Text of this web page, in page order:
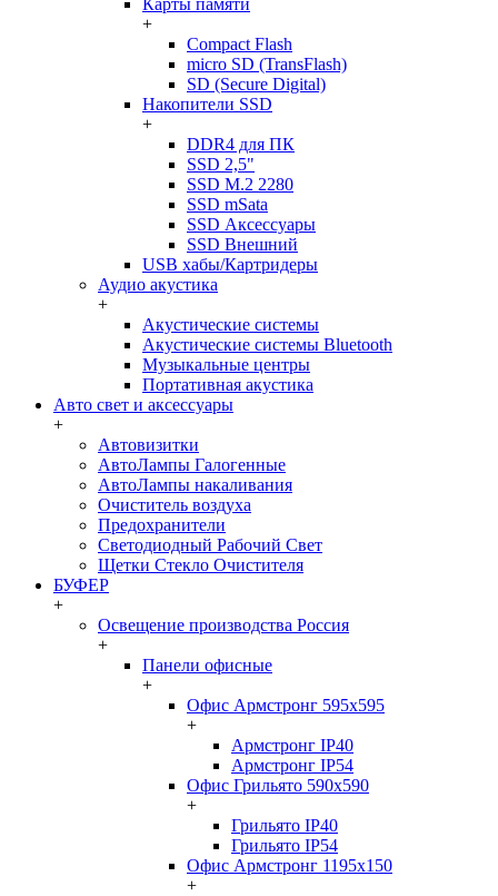
Карты памяти
+
Compact Flash
micro SD (TransFlash)
SD (Secure Digital)
Накопители SSD
+
DDR4 для ПК
SSD 2,5"
SSD M.2 2280
SSD mSata
SSD Аксессуары
SSD Внешний
USB хабы/Картридеры
Аудио акустика
+
Акустические системы
Акустические системы Bluetooth
Музыкальные центры
Портативная акустика
Авто свет и аксессуары
+
Автовизитки
АвтоЛампы Галогенные
АвтоЛампы накаливания
Очиститель воздуха
Предохранители
Светодиодный Рабочий Свет
Щетки Стекло Очистителя
БУФЕР
+
Освещение производства Россия
+
Панели офисные
+
Офис Армстронг 595x595
+
Армстронг IP40
Армстронг IP54
Офис Грильято 590x590
+
Грильято IP40
Грильято IP54
Офис Армстронг 1195x150
+